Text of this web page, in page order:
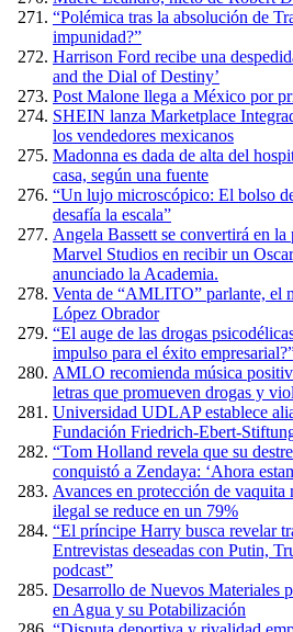
“Polémica tras la absolución de
impunidad?”
Harrison Ford recibe una
and the Dial of Destiny’
Post Malone llega a México por
SHEIN lanza Marketplace
los vendedores mexicanos
Madonna es dada de alta del
casa, según una fuente
“Un lujo microscópico: El bolso
desafía la escala”
Angela Bassett se convertirá en
Marvel Studios en recibir un
anunciado la Academia.
Venta de “AMLITO” parlante, el
López Obrador
“El auge de las drogas
impulso para el éxito
AMLO recomienda música
letras que promueven drogas y
Universidad UDLAP establece
Fundación Friedrich-Ebert-
“Tom Holland revela que su
conquistó a Zendaya: ‘Ahora
Avances en protección de vaquita
ilegal se reduce en un 79%
“El príncipe Harry busca revelar
Entrevistas deseadas con Putin,
podcast”
Desarrollo de Nuevos Materiales
en Agua y su Potabilización